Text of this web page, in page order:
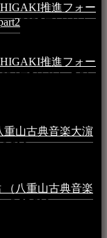
推進フォー
2025年1月1日 -
推進フォー
年5月4日 - 7:21
重山古典音楽大濵
PM
（八重山古典音楽
- 3:57 PM